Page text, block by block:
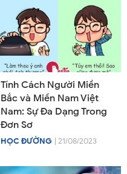
Tính Cách Người Miền
Bắc và Miền Nam Việt
Nam: Sự Đa Dạng Trong
Đơn Sơ
HỌC ĐƯỜNG | 21/08/2023